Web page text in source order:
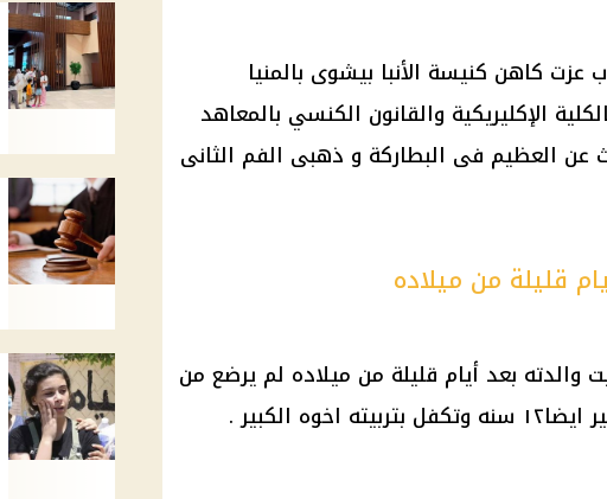
عزت كاهن كنيسة الأنبا بيشوى بالمنيا
الإكليريكية والقانون الكنسي بالمعاهد
عن العظيم فى البطاركة و ذهبى الفم الثانى
قليلة من ميلاده
بعد أيام قليلة من ميلاده لم يرضع من
الكبير .